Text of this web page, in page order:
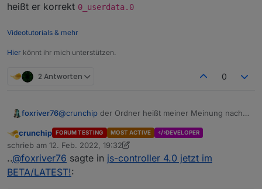
heißt er korrekt 0_userdata.0
Videotutorials & mehr
Hier könnt ihr mich unterstützen.
2 Antworten 0
foxriver76@crunchip der Ordner heißt meiner Meinung nach
System heißt er korrekt0_userdata.0
Abwesend
crunchip FORUM TESTING MOST ACTIVE DEVELOPER
schrieb am 12. Feb. 2022, 19:32
zuletzt editiert von crunchip2. Dez. 2022, 20:36
..@foxriver76 sagte in js-controller 4.0 jetzt im
BETA/LATEST!: